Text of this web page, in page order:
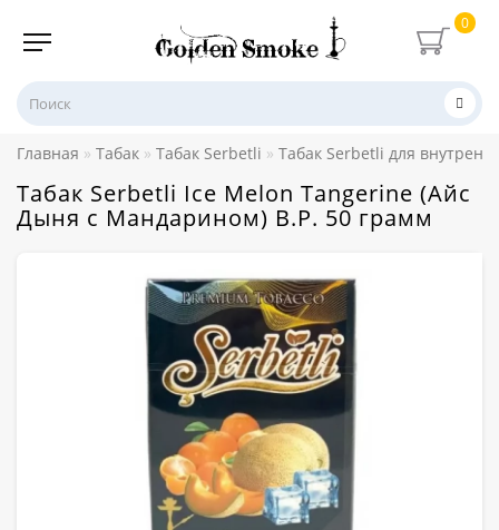
0
Главная Табак Табак Serbetli Табак Serbetli для
Табак Serbetli Ice Melon Tangerine (Айс
Дыня с Мандарином) В.Р. 50 грамм